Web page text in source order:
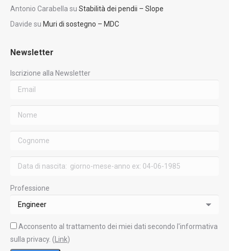
Antonio Carabella su Stabilità dei pendii – Slope
Davide su Muri di sostegno – MDC
Newsletter
Iscrizione alla Newsletter
Professione
Acconsento al trattamento dei miei dati secondo l'informativa
sulla privacy. ( Link)